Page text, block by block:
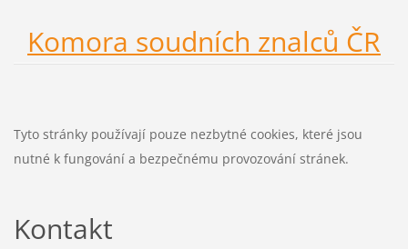
Komora soudních znalců ČR
Tyto stránky používají pouze nezbytné cookies, které jsou
nutné k fungování a bezpečnému provozování stránek.
Kontakt